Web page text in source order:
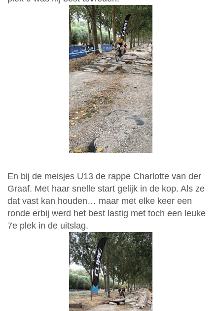
En bij de meisjes U13 de rappe Charlotte van der
Graaf. Met haar snelle start gelijk in de kop. Als ze
dat vast kan houden… maar met elke keer een
ronde erbij werd het best lastig met toch een leuke
7e plek in de uitslag.